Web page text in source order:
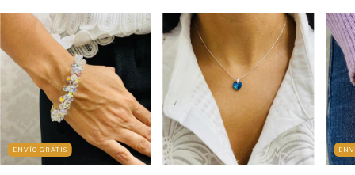
ENVÍO GRATIS